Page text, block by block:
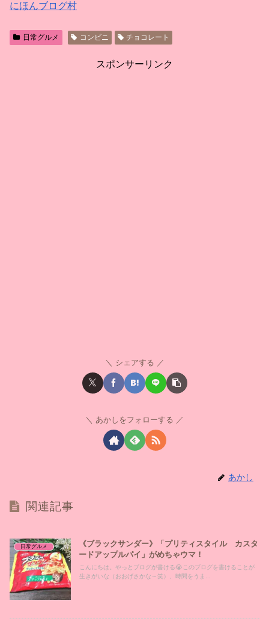
にほんブログ村
日常グルメ コンビニ チョコレート
スポンサーリンク
シェアする
あかしをフォローする
あかし
関連記事
日常グルメ
《ブラックサンダー》「プリティスタイル カスタ
ードアップルパイ」がめちゃウマ！
こんにちは。やっとブログが書ける😭このブログを書けることが
生きがいな（おおげさかな～笑）、時間をうま...